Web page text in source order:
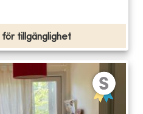
tillgänglighet